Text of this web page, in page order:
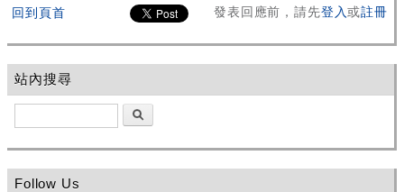
回到頁首 發表回應前，請先登入或註冊
站內搜尋
Follow Us